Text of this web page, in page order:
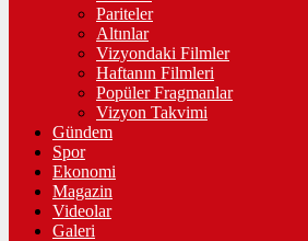
Pariteler
Altınlar
Vizyondaki Filmler
Haftanın Filmleri
Popüler Fragmanlar
Vizyon Takvimi
Gündem
Spor
Ekonomi
Magazin
Videolar
Galeri